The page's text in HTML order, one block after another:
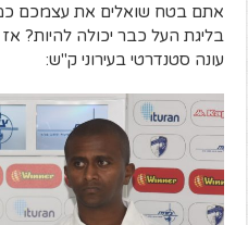
אתם בטח שואלים את עצמכם
בליגת העל כבר יכולה להיות?
עונה סטנדרטי בעירוני ק"ש: